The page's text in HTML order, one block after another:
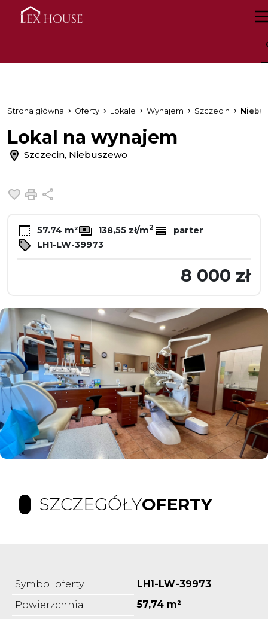
Strona główna Oferty Lokale Wynajem Szczecin
Lokal na wynajem
Szczecin, Niebuszewo
Dodaj do ulubionych
Drukuj
57.74 m² 138,55 zł/m2
parter
LH1-LW-39973
8 000 zł
SZCZEGÓŁYOFERTY
Symbol oferty
LH1-LW-39973
Powierzchnia
57,74 m²